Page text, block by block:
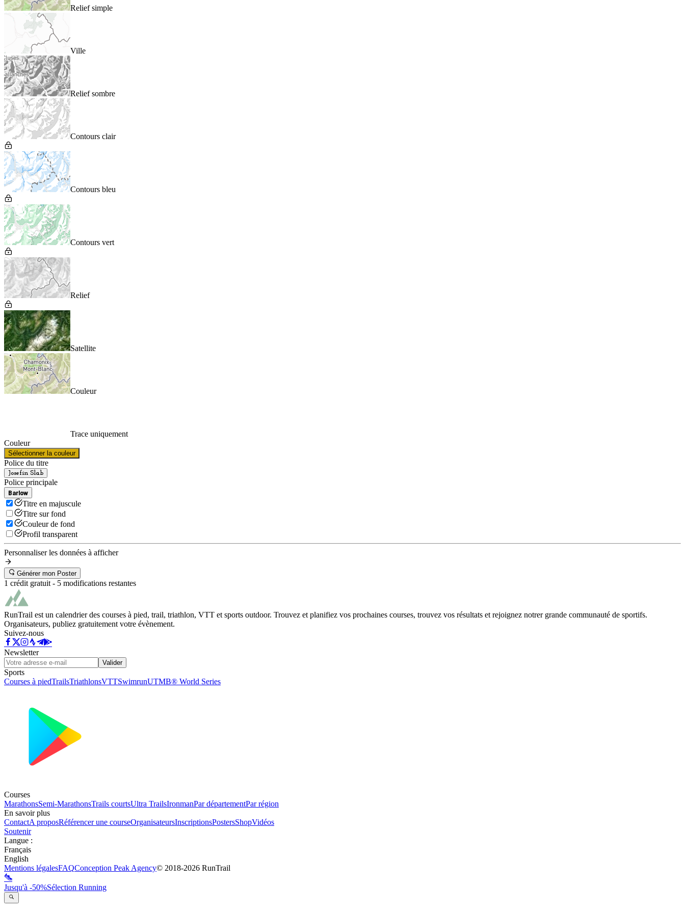
Relief simple
Ville
Relief sombre
Contours clair
Contours bleu
Contours vert
Relief
Satellite
Couleur
Trace uniquement
Couleur
Sélectionner la couleur
Police du titre
Josefin Slab
Police principale
Barlow
Titre en majuscule
Titre sur fond
Couleur de fond
Profil transparent
Personnaliser les données à afficher
Générer mon Poster
1 crédit gratuit - 5 modifications restantes
RunTrail est un calendrier des courses à pied, trail, triathlon, VTT et sports outdoor. Trouvez et planifiez vos prochaines courses, trouvez vos résultats et rejoignez notrer grande communauté de sportifs.
Organisateurs, publiez gratuitement votre évènement.
Suivez-nous
Newsletter
Valider
Sports
Courses à piedTrailsTriathlonsVTTSwimrunUTMB® World Series
Courses
MarathonsSemi-MarathonsTrails courtsUltra TrailsIronmanPar départementPar région
En savoir plus
ContactA proposRéférencer une courseOrganisateursInscriptionsPostersShopVidéos
Soutenir
Langue :
Français
English
Mentions légalesFAQConception Peak Agency© 2018-2026 RunTrail
Jusqu'à -50%Sélection Running